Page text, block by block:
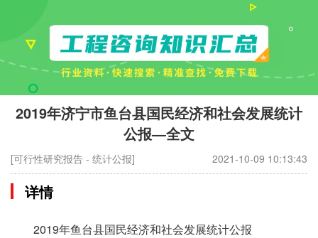
2019年济宁市鱼台县国民经济和社会发展统计
公报—全文
[可行性研究报告 - 统计公报] 2021-10-09 10:13:43
详情
2019年鱼台县国民经济和社会发展统计公报